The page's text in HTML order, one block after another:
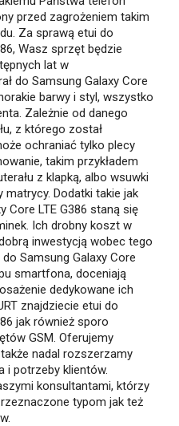
przed zagrożeniem takim
Za sprawą etui do
Wasz sprzęt będzie
lat w
do Samsung Galaxy Core
barwy i styl, wszystko
Zależnie od danego
z którego został
ochraniać tylko plecy
takim przykładem
z klapką, albo wsuwki
Dodatki takie jak
Core LTE G386 staną się
Ich drobny koszt w
inwestycją wobec tego
Samsung Galaxy Core
smartfona, doceniają
dedykowane ich
znajdziecie etui do
jak również sporo
GSM. Oferujemy
nadal rozszerzamy
i potrzeby klientów.
konsultantami, którzy
typom jak też